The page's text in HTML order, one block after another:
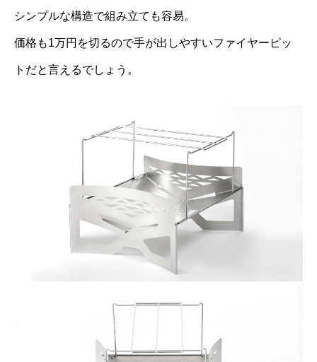
シンプルな構造で組み立ても容易。
価格も1万円を切るので手が出しやすいファイヤーピッ
トだと言えるでしょう。